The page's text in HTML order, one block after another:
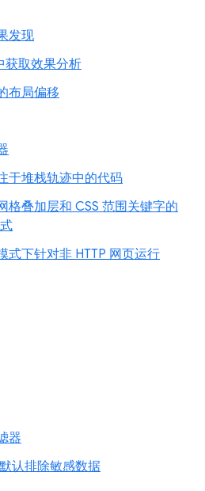
发现
获取效果分析
布局偏移
于堆栈轨迹中的代码
格叠加层和 CSS 范围关键字的
式下针对非 HTTP 网页运行
器
认排除敏感数据